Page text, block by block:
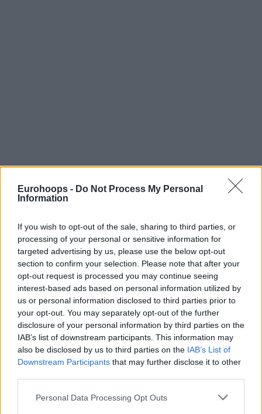
Eurohoops - Do Not Process My Personal
Information
If you wish to opt-out of the sale, sharing to third parties, or
processing of your personal or sensitive information for
targeted advertising by us, please use the below opt-out
section to confirm your selection. Please note that after your
opt-out request is processed you may continue seeing
interest-based ads based on personal information utilized by
us or personal information disclosed to third parties prior to
your opt-out. You may separately opt-out of the further
disclosure of your personal information by third parties on the
IAB’s list of downstream participants. This information may
also be disclosed by us to third parties on the IAB’s List of
Downstream Participants that may further disclose it to other
Please note that this website/app uses one or more Google
Personal Data Processing Opt Outs
Eurohoops team/info@eurohoops.net
В условиях запрета на пребывание посторонних лиц в
отеле, спортсмен принял решение спрятать свою
возлюбленную в чемодане.
Информация о произошедшем стала известна после
того, как девушка разместила в социальной сети Weibo
фотографию, на которой она была запечатлена в
сложенном виде внутри чемодана. Хотя публикация
была быстро удалена, это не помогло избежать